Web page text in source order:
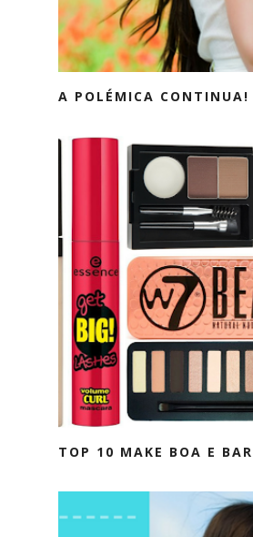
A POLÉMICA CONTINUA!
TOP 10 MAKE BOA E